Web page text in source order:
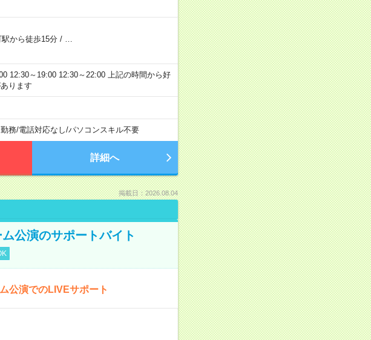
から徒歩15分/
12:30～19:00 12:30～22:00 上記の時間から好
ります
務/電話対応なし/パソコンスキル不要
詳細へ
掲載日：2026.08.04
公演のサポートバイト
公演でのLIVEサポート